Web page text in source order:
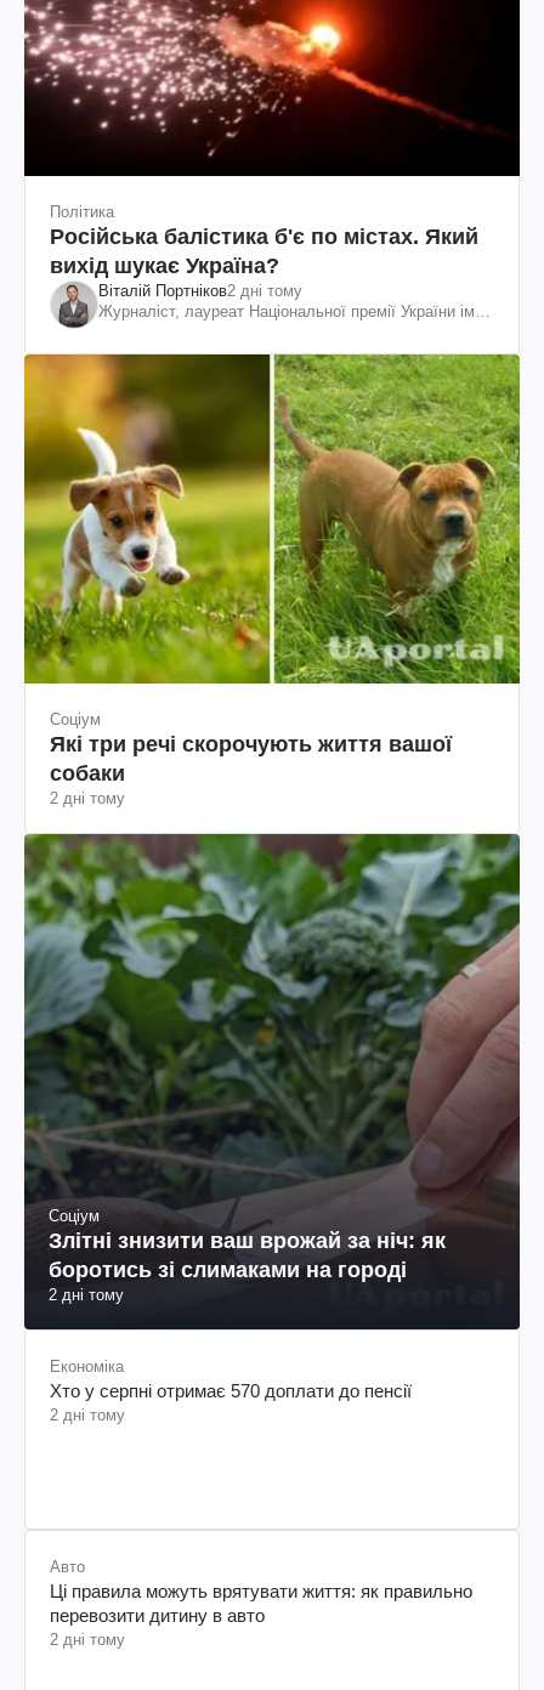
Політика
Російська балістика б'є по містах. Який
вихід шукає Україна?
Віталій Портніков2 дні тому
Журналіст, лауреат Національної премії України ім.
Соціум
Які три речі скорочують життя вашої
собаки
2 дні тому
Соціум
Злітні знизити ваш врожай за ніч: як
боротись зі слимаками на городі
2 дні тому
Економіка
Хто у серпні отримає 570 доплати до пенсії
2 дні тому
Авто
Ці правила можуть врятувати життя: як правильно
перевозити дитину в авто
2 дні тому